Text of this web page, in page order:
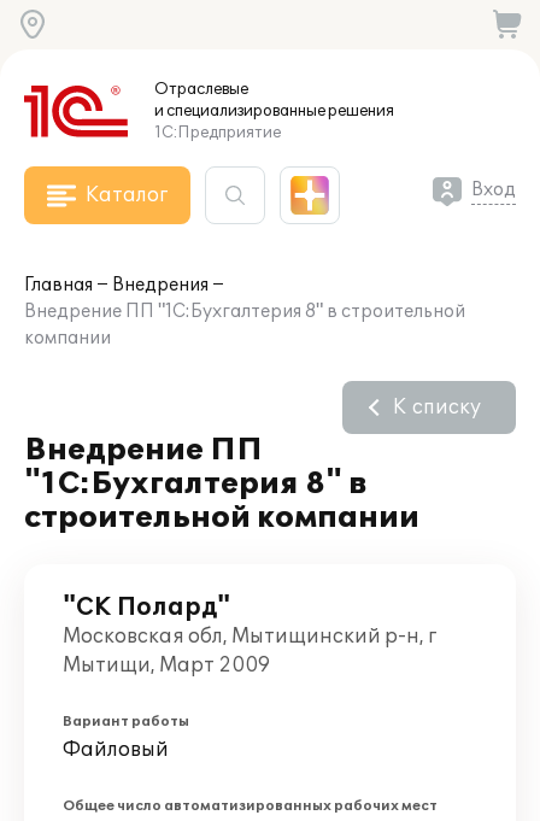
Отраслевые
и специализированныерешения
1С:Предприятие
Каталог Вход
Главная
Внедрения
Внедрение ПП "1С:Бухгалтерия 8" в строительной
компании
Внедрение ПП
"1С:Бухгалтерия 8" в
строительной компании
К списку
"СК Полард"
Московская обл, Мытищинский р-н, г
Мытищи, Март 2009
Вариант работы
Файловый
Общее число автоматизированных рабочих мест